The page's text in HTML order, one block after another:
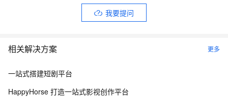
我要提问
相关解决方案 更多
一站式搭建短剧平台
HappyHorse 打造一站式影视创作平台